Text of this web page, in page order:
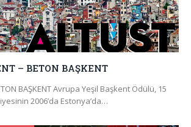
– BETON BAŞKENT
BAŞKENT Avrupa Yeşil Başkent Ödülü, 15
2006’da Estonya’da…